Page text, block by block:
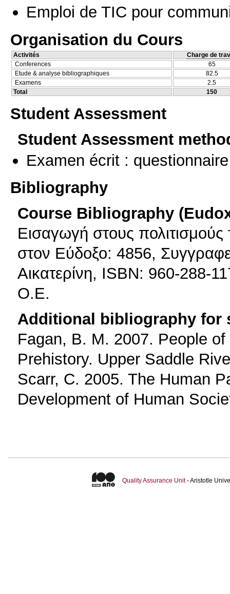
Emploi de TIC pour
Organisation du Cours
Activités
Charge de
Conferences
65
Etude & analyse bibliographiques
82.5
Examens
2.5
Total
150
Student Assessment
Student Assessment
Examen écrit :
Bibliography
Course Bibliography
Εισαγωγή στους πολιτισμούς
στον Εύδοξο: 4856,
Αικατερίνη, ISBN: 960-288-
Ο.Ε.
Additional bibliography for
Fagan, B. M. 2007. People
Prehistory. Upper Saddle
Scarr, C. 2005. The Ηuman
Development of Human
Quality Assurance Unit- Aristotle